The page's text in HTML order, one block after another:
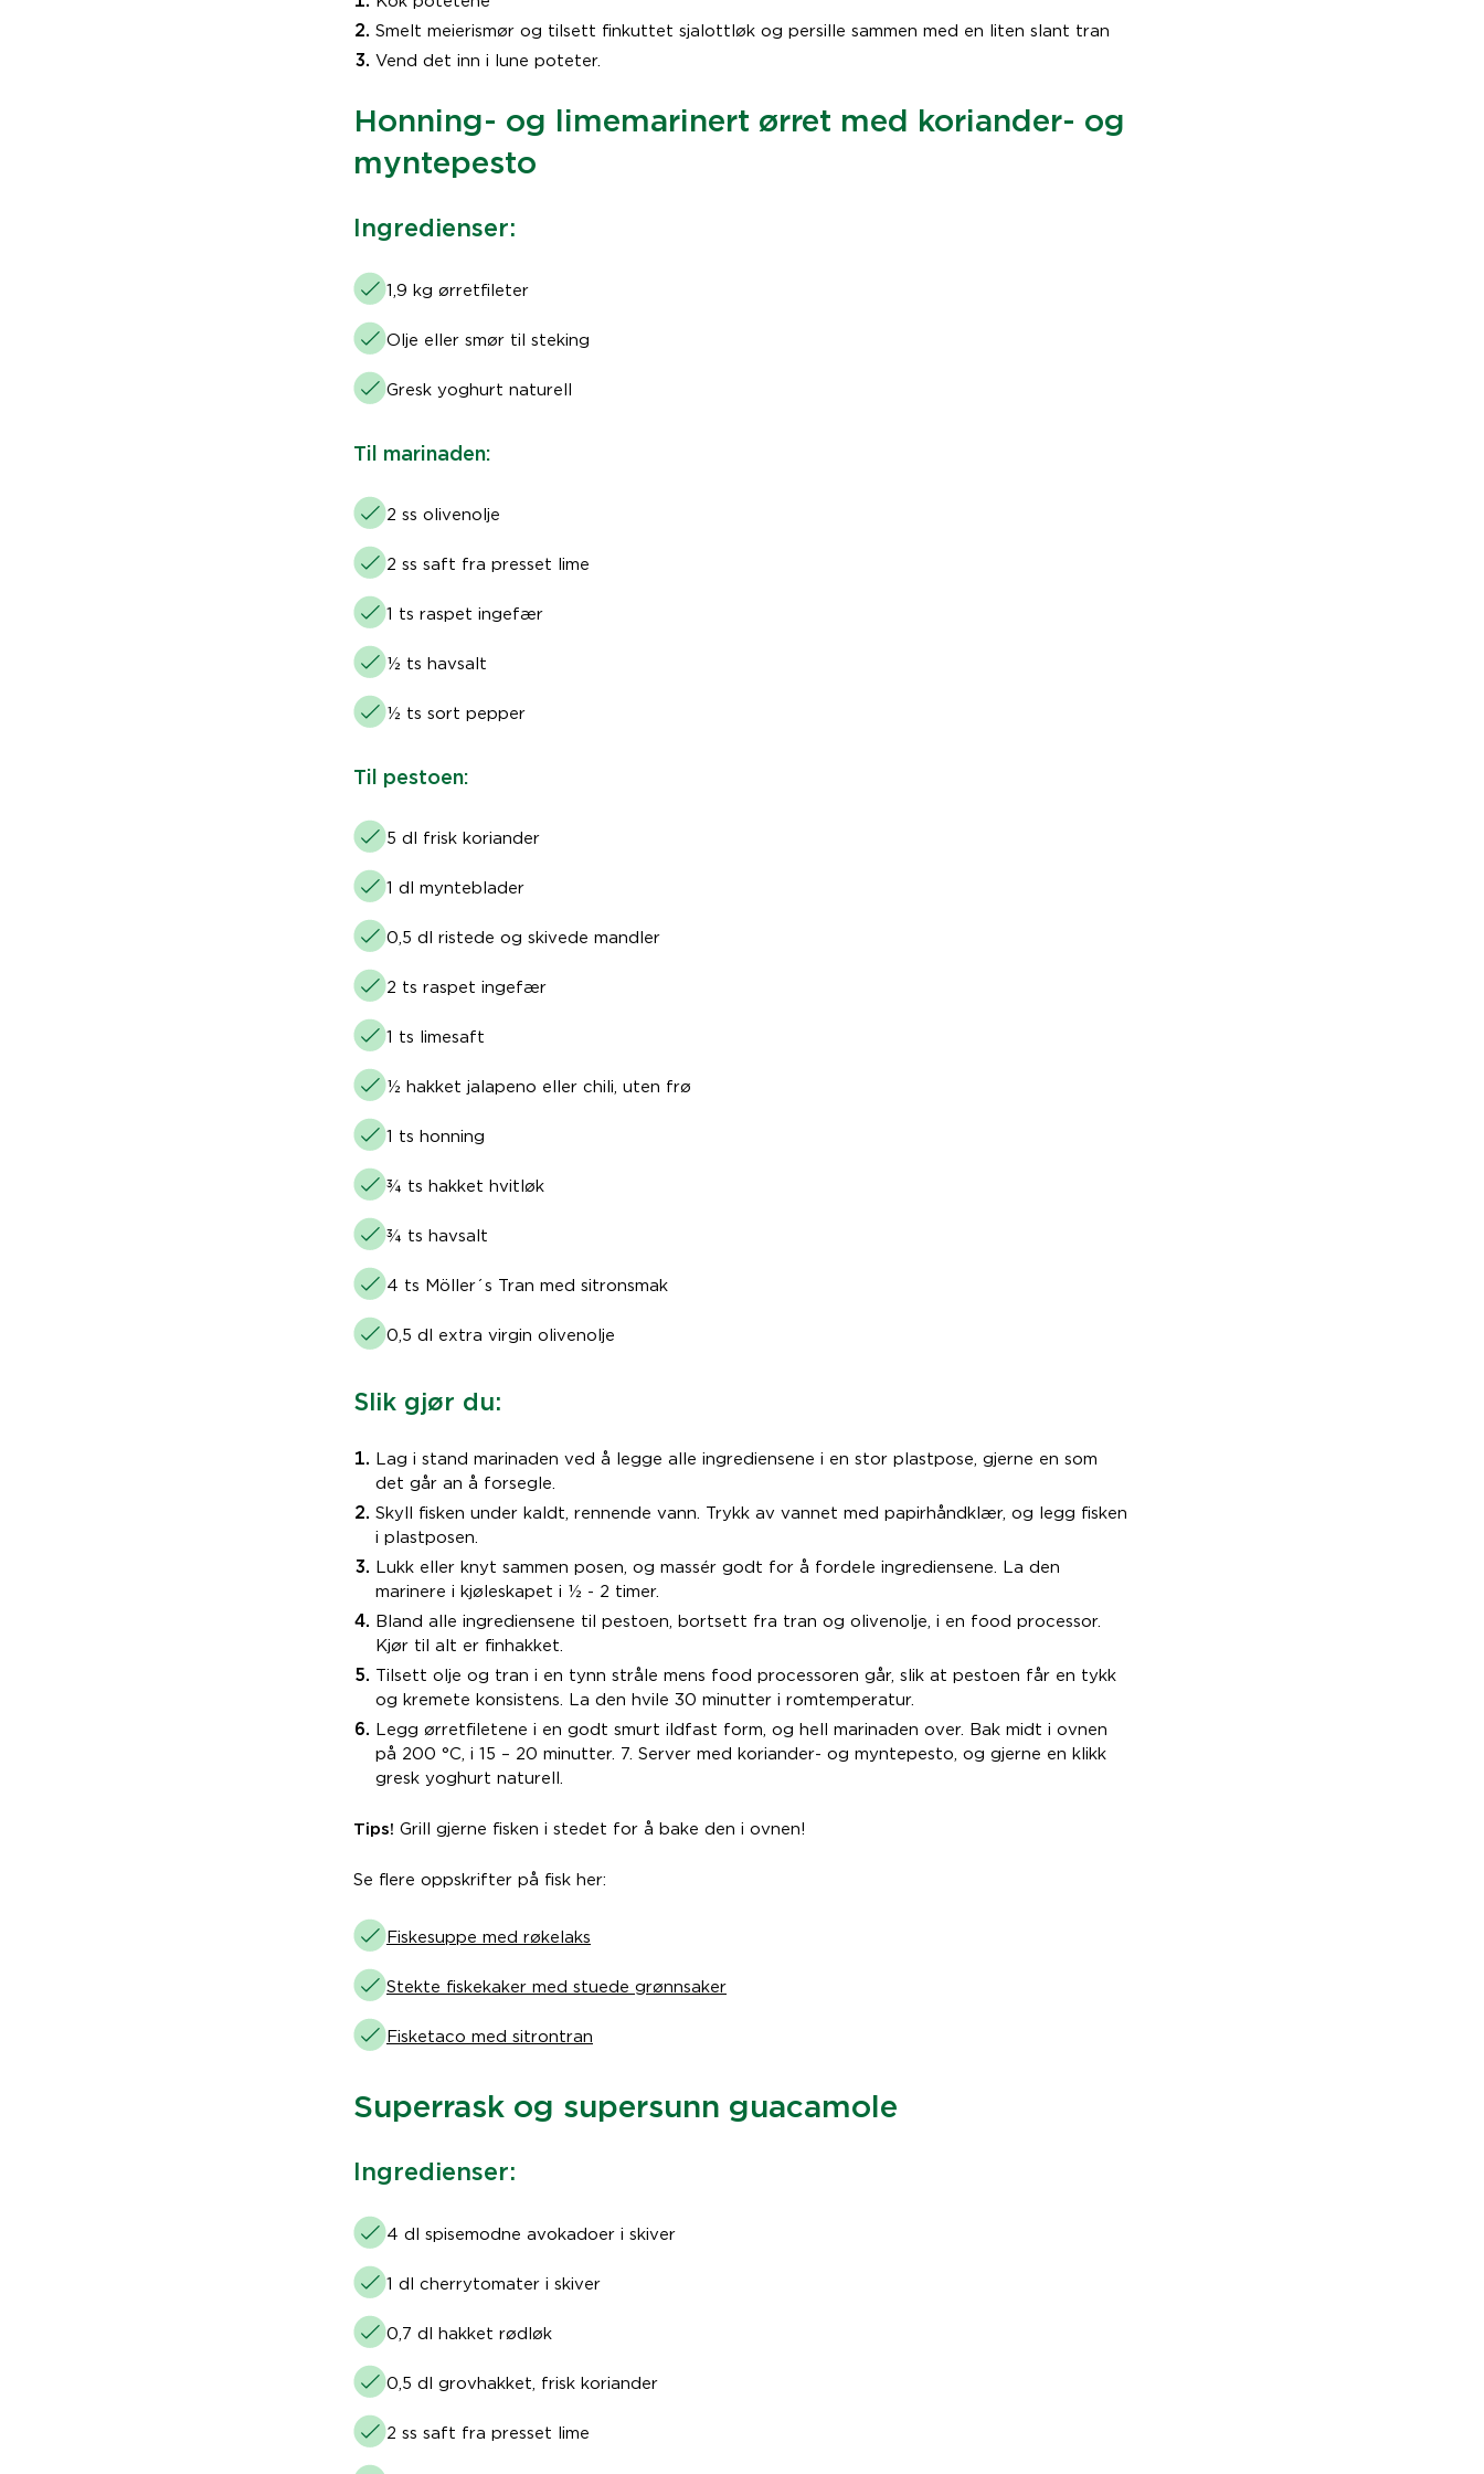
Smelt meierismør og tilsett finkuttet sjalottløk og persille sammen med en liten slant tran
Vend det inn i lune poteter.
Honning- og limemarinert ørret med koriander- og
myntepesto
Ingredienser:
1,9 kg ørretfileter
Olje eller smør til steking
Gresk yoghurt naturell
Til marinaden:
2 ss olivenolje
2 ss saft fra presset lime
1 ts raspet ingefær
½ ts havsalt
½ ts sort pepper
Til pestoen:
5 dl frisk koriander
1 dl mynteblader
0,5 dl ristede og skivede mandler
2 ts raspet ingefær
1 ts limesaft
½ hakket jalapeno eller chili, uten frø
1 ts honning
¾ ts hakket hvitløk
¾ ts havsalt
4 ts Möller´s Tran med sitronsmak
0,5 dl extra virgin olivenolje
Slik gjør du:
Lag i stand marinaden ved å legge alle ingrediensene i en stor plastpose, gjerne en som
det går an å forsegle.
Skyll fisken under kaldt, rennende vann. Trykk av vannet med papirhåndklær, og legg fisken
i plastposen.
Lukk eller knyt sammen posen, og massér godt for å fordele ingrediensene. La den
marinere i kjøleskapet i ½ - 2 timer.
Bland alle ingrediensene til pestoen, bortsett fra tran og olivenolje, i en food processor.
Kjør til alt er finhakket.
Tilsett olje og tran i en tynn stråle mens food processoren går, slik at pestoen får en tykk
og kremete konsistens. La den hvile 30 minutter i romtemperatur.
Legg ørretfiletene i en godt smurt ildfast form, og hell marinaden over. Bak midt i ovnen
på 200 °C, i 15 – 20 minutter. 7. Server med koriander- og myntepesto, og gjerne en klikk
gresk yoghurt naturell.
Tips! Grill gjerne fisken i stedet for å bake den i ovnen!
Se flere oppskrifter på fisk her:
Fiskesuppe med røkelaks
Stekte fiskekaker med stuede grønnsaker
Fisketaco med sitrontran
Superrask og supersunn guacamole
Ingredienser:
4 dl spisemodne avokadoer i skiver
1 dl cherrytomater i skiver
0,7 dl hakket rødløk
0,5 dl grovhakket, frisk koriander
2 ss saft fra presset lime